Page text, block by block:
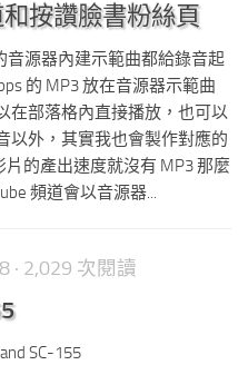
和按讚臉書粉絲頁
音源器內建示範曲都給錄音起
的 MP3 放在音源器示範曲
在部落格內直接播放，也可以
以外，其實我也會製作對應的
片的產出速度就沒有 MP3 那麼
頻道會以音源器...
· 2,029 次閱讀
SC-155